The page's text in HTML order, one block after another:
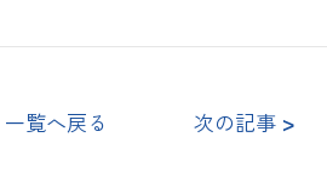
一覧へ戻る 次の記事 >